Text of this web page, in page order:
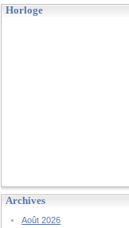
Horloge
Archives
Août 2026